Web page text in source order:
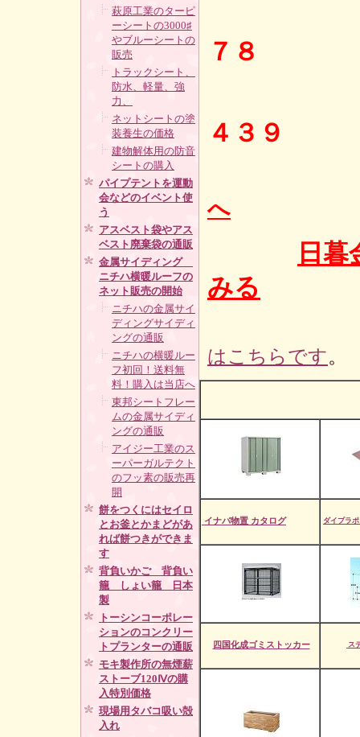
萩原工業のターピ
ーシートの3000♯
やブルーシートの
販売
トラックシート、
防水、軽量、強
力、
ネットシートの塗
装養生の価格
建物解体用の防音
シートの購入
パイプテントを運動
会などのイベント使
う
アスベスト袋やアス
ベスト廃棄袋の通販
金属サイディング
ニチハ横暖ルーフの
ネット販売の開始
ニチハの金属サイ
ディングサイディ
ングの通販
ニチハの横暖ルー
フ初回！送料無
料！購入は当店へ
東邦シートフレー
ムの金属サイディ
ングの通販
アイジー工業のス
ーパーガルテクト
のフッ素の販売再
開
餅をつくにはセイロ
とお釜とかまどがあ
れば餅つきができま
す
背負いかご 背負い
籠 しょい籠 日本
製
トーシンコーポレー
ションのコンクリー
トプランターの通販
モキ製作所の無煙薪
ストーブ120Ⅳの購
入特別価格
現場用タバコ吸い殻
入れ
７８
４３９
へ
日
みる
はこちらです。
イナバ物置 カタログ ダイプラ
四国化成ゴミストッカー ス